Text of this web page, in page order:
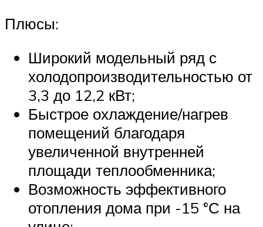
Плюсы:
Широкий модельный ряд с
холодопроизводительностью от
3,3 до 12,2 кВт;
Быстрое охлаждение/нагрев
помещений благодаря
увеличенной внутренней
площади теплообменника;
Возможность эффективного
отопления дома при -15 °С на